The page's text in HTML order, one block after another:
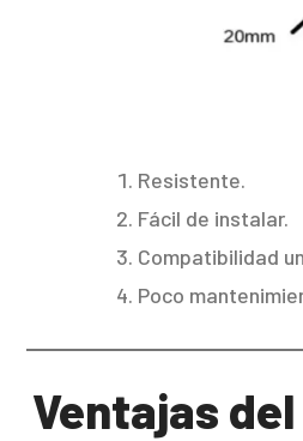
Resistente.
Fácil de instalar.
Compatibilidad
Poco
Ventajas